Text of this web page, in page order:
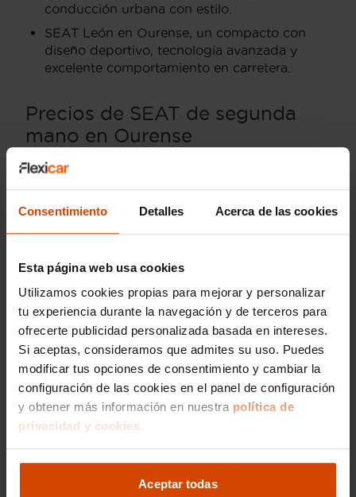
Consentimiento Detalles Acerca de las cookies
Esta página web usa cookies
Utilizamos cookies propias para mejorar y personalizar
tu experiencia durante la navegación y de terceros para
ofrecerte publicidad personalizada basada en intereses.
Si aceptas, consideramos que admites su uso. Puedes
modificar tus opciones de consentimiento y cambiar la
configuración de las cookies en el panel de configuración
y obtener más información en nuestra política de
privacidad y cookies.
Aceptar todas
conducción urbana con estilo.
SEAT León en Ourense, un compacto con
diseño deportivo, tecnología avanzada y
excelente comportamiento en carretera.
Precios de SEAT de segunda
mano en Ourense
El precio de un SEAT de segunda mano en
del vehículo. En Flexicar, hacemos un esfuerzo
consciente para ofrecer precios competitivos
presupuestos. Por ejemplo, un SEAT Ibiza puede
encontrarse desde 8.000 €, mientras que
modelos como el SEAT León pueden situarse en
la franja de 12.000 € a 18.000 € dependiendo de
su equipamiento y año.
Nuestro enfoque está en proporcionar una
excelente relación calidad-precio, ofreciendo
coches que han sido rigurosamente revisados y
mantenidos. Además, trabajamos con múltiples
adquisición del coche que deseas. Te invitamos
a visitar nuestro concesionario en Ourense para